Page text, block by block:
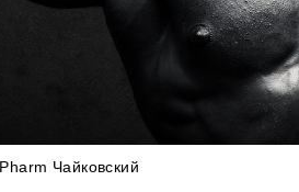
Чайковский